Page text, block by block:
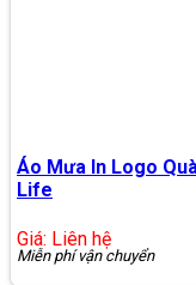
Áo Mưa In Logo
Life
Giá: Liên hệ
Miễn phí vận chuyển